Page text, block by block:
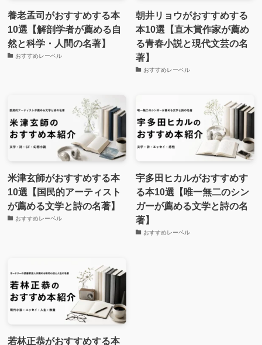
養老孟司がおすすめする本
10選【解剖学者が薦める自
然と科学・人間の名著】
おすすめレーベル
朝井リョウがおすすめする
本10選【直木賞作家が薦め
る青春小説と現代文芸の名
著】
おすすめレーベル
米津玄師がおすすめする本
10選【国民的アーティスト
が薦める文学と詩の名著】
おすすめレーベル
宇多田ヒカルがおすすめす
る本10選【唯一無二のシン
ガーが薦める文学と詩の名
著】
おすすめレーベル
若林正恭がおすすめする本